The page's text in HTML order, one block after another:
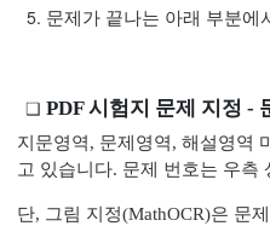
문제가 끝나는 아래 부분에
PDF 시험지 문제 지정 -
지문영역, 문제영역, 해설영역
고 있습니다. 문제 번호는 우측
단, 그림 지정(MathOCR)은 문